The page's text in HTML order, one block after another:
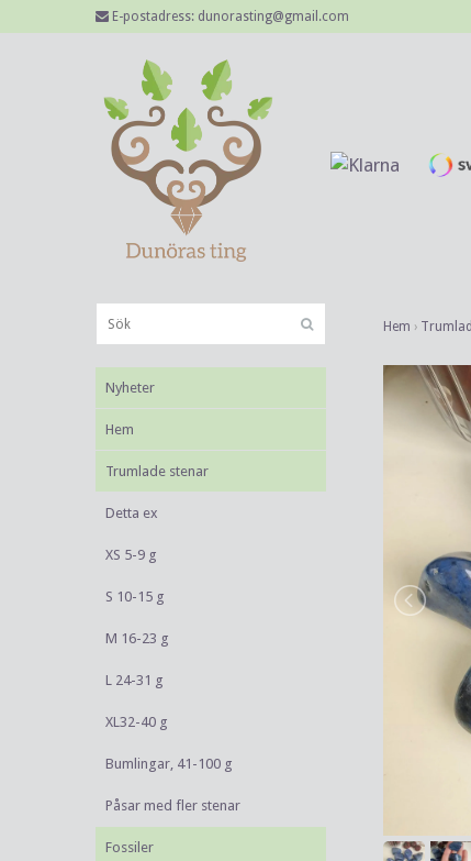
E-postadress: dunorasting@gmail.com
Nyheter
Hem
Trumlade stenar
Detta ex
XS 5-9 g
S 10-15 g
M 16-23 g
L 24-31 g
XL32-40 g
Bumlingar, 41-100 g
Påsar med fler stenar
Fossiler
Hem ›